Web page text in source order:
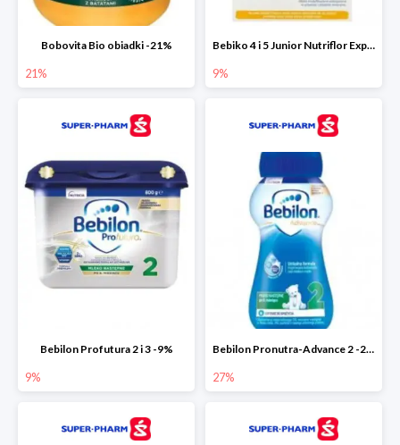
Bobovita Bio obiadki -21%
21%
Bebiko 4 i 5 Junior Nutriflor Expert -9%
9%
Bebilon Profutura 2 i 3 -9%
9%
Bebilon Pronutra-Advance 2 -27%
27%